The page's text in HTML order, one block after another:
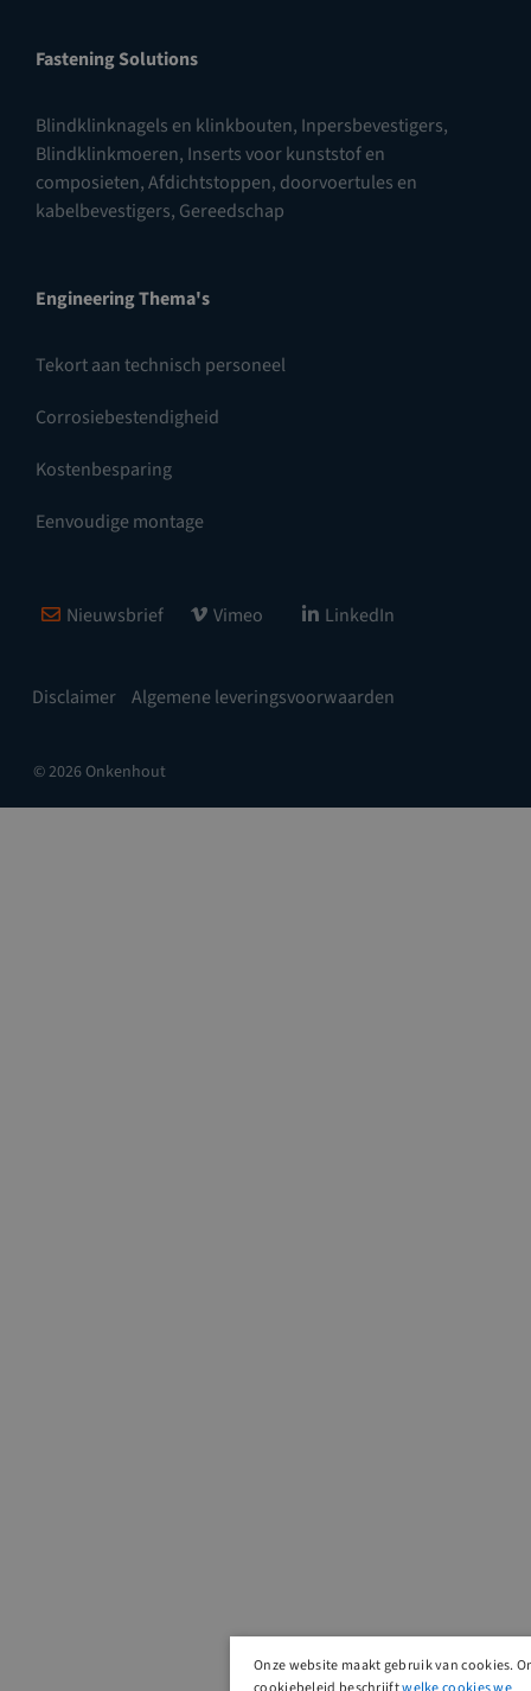
Fastening Solutions
Blindklinknagels en klinkbouten, Inpersbevestigers,
Blindklinkmoeren, Inserts voor kunststof en
composieten,Afdichtstoppen, doorvoertules en
kabelbevestigers, Gereedschap
Engineering Thema's
Tekort aan technisch personeel
Corrosiebestendigheid
Kostenbesparing
Eenvoudige montage
Disclaimer Algemene leveringsvoorwaarden
Nieuwsbrief Vimeo LinkedIn
© 2026 Onkenhout
Onze website maakt gebruik van cookies.